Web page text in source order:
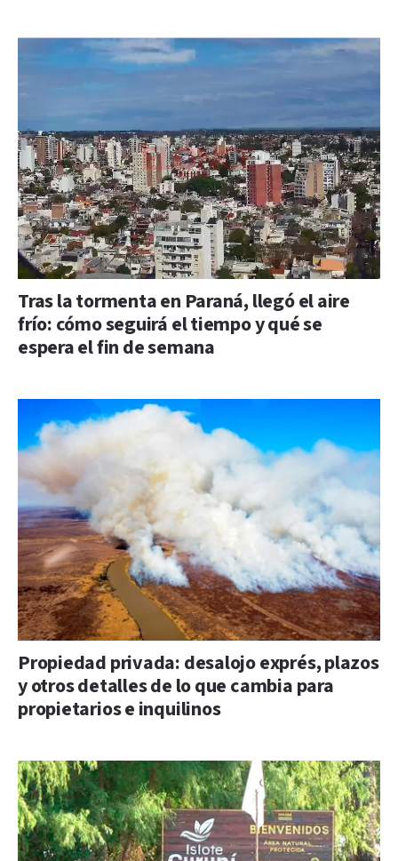
Tras la tormenta en Paraná, llegó el aire
frío: cómo seguirá el tiempo y qué se
espera el fin de semana
Propiedad privada: desalojo exprés, plazos
y otros detalles de lo que cambia para
propietarios e inquilinos